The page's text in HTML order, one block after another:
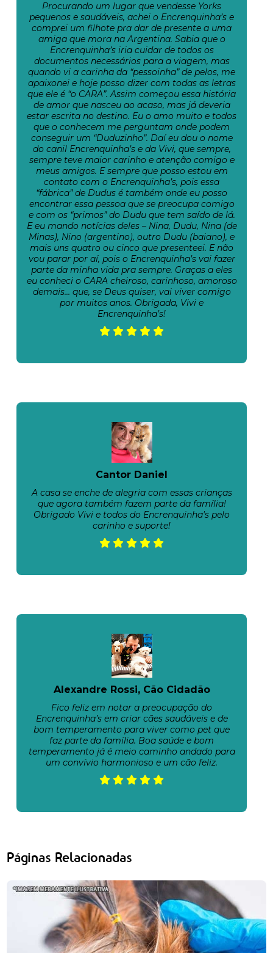
Procurando um lugar que vendesse Yorks
pequenos e saudáveis, achei o Encrenquinha’s e
comprei um filhote pra dar de presente a uma
amiga que mora na Argentina. Sabia que o
Encrenquinha’s iria cuidar de todos os
documentos necessários para a viagem, mas
quando vi a carinha da “pessoinha” de pelos, me
apaixonei e hoje posso dizer com todas as letras
que ele é “o CARA”. Assim começou essa história
de amor que nasceu ao acaso, mas já deveria
estar escrita no destino. Eu o amo muito e todos
que o conhecem me perguntam onde podem
conseguir um “Duduzinho”. Daí eu dou o nome
do canil Encrenquinha’s e da Vivi, que sempre,
sempre teve maior carinho e atenção comigo e
meus amigos. E sempre que posso estou em
contato com o Encrenquinha’s, pois essa
“fábrica” de Dudus é também onde eu posso
encontrar essa pessoa que se preocupa comigo
e com os “primos” do Dudu que tem saído de lá.
E eu mando notícias deles – Nina, Dudu, Nina (de
Minas), Nino (argentino), outro Dudu (baiano), e
mais uns quatro ou cinco que presenteei. E não
vou parar por aí, pois o Encrenquinha’s vai fazer
parte da minha vida pra sempre. Graças a eles
eu conheci o CARA cheiroso, carinhoso, amoroso
demais… que, se Deus quiser, vai viver comigo
por muitos anos. Obrigada, Vivi e
Encrenquinha’s!
Cantor Daniel
A casa se enche de alegria com essas crianças
que agora também fazem parte da família!
Obrigado Vivi e todos do Encrenquinha's pelo
carinho e suporte!
Alexandre Rossi, Cão Cidadão
Fico feliz em notar a preocupação do
Encrenquinha’s em criar cães saudáveis e de
bom temperamento para viver como pet que
faz parte da família. Boa saúde e bom
temperamento já é meio caminho andado para
um convívio harmonioso e um cão feliz.
Páginas Relacionadas